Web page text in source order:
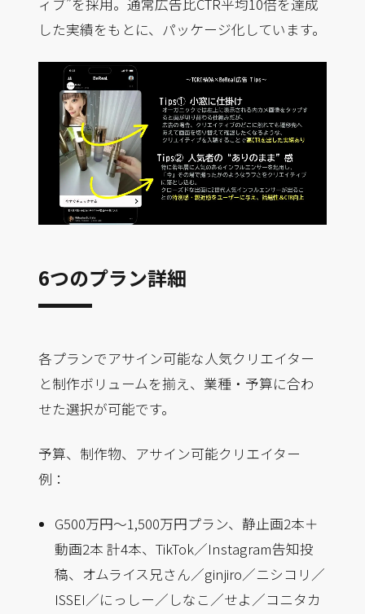
ィブ”を採用。通常広告比CTR平均10倍を達成
した実績をもとに、パッケージ化しています。
6つのプラン詳細
各プランでアサイン可能な人気クリエイター
と制作ボリュームを揃え、業種・予算に合わ
せた選択が可能です。
予算、制作物、アサイン可能クリエイター
例：
G500万円～1,500万円プラン、静止画2本＋
動画2本 計4本、TikTok／Instagram告知投
稿、オムライス兄さん／ginjiro／ニシコリ／
ISSEI／にっしー／しなこ／せよ／コニタカ